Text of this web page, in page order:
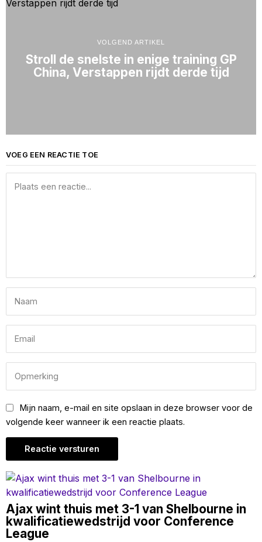
VOLGEND ARTIKEL
Stroll de snelste in enige training GP
China, Verstappen rijdt derde tijd
VOEG EEN REACTIE TOE
Mijn naam, e-mail en site opslaan in deze browser voor de
volgende keer wanneer ik een reactie plaats.
Ajax wint thuis met 3-1 van Shelbourne in
kwalificatiewedstrijd voor Conference
League